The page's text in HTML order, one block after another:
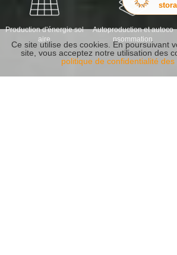
Ce site utilise des cookies. En poursuivant
site, vous acceptez notre utilisation des
politique de confidentialité des
Production d'énergie sol
aire
Autoproduction et autoco
nsommation